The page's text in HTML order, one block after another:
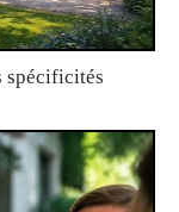
spécificités